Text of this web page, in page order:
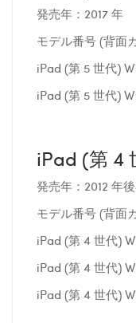
発売年：2017 年
モデル番号 (背面
iPad (第 5 世代)
iPad (第 5 世代)
iPad (第 4
発売年：2012 年
モデル番号 (背面
iPad (第 4 世代)
iPad (第 4 世代)
iPad (第 4 世代)